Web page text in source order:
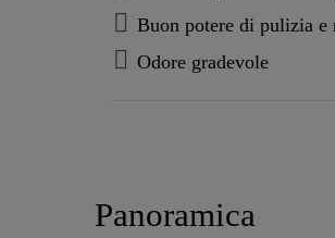
Buon potere di pulizia e
Odore gradevole
Panoramica